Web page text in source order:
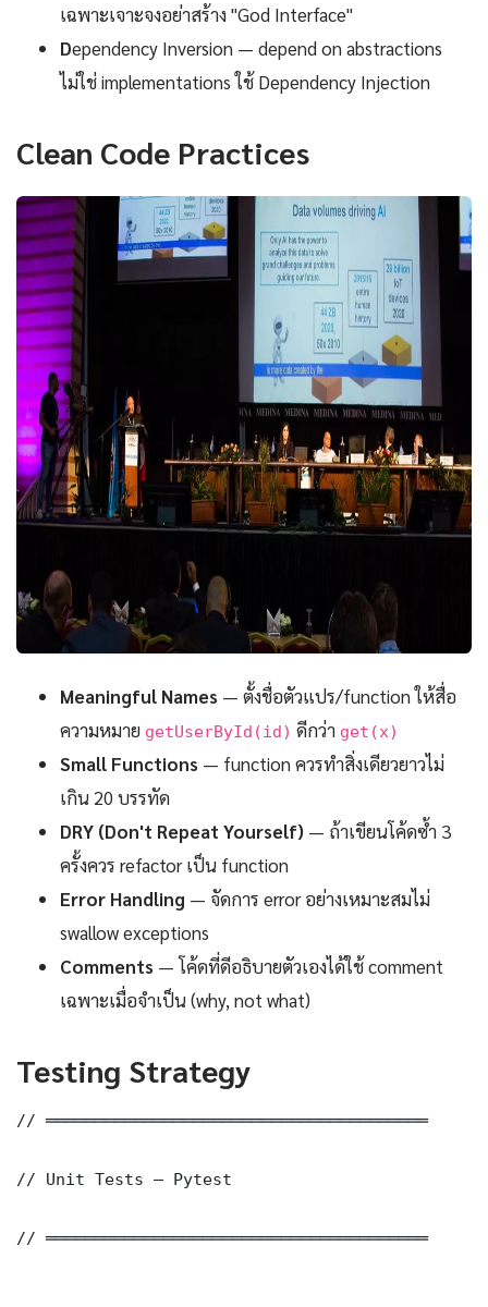
เฉพาะเจาะจงอย่าสร้าง "God Interface"
Dependency Inversion — depend on abstractions
ไม่ใช่ implementations ใช้ Dependency Injection
Clean Code Practices
Meaningful Names — ตั้งชื่อตัวแปร/function ให้สื่อ
ความหมาย getUserById(id) ดีกว่า get(x)
Small Functions — function ควรทำสิ่งเดียวยาวไม่
เกิน 20 บรรทัด
DRY (Don't Repeat Yourself) — ถ้าเขียนโค้ดซ้ำ 3
ครั้งควร refactor เป็น function
Error Handling — จัดการ error อย่างเหมาะสมไม่
swallow exceptions
Comments — โค้ดที่ดีอธิบายตัวเองได้ใช้ comment
เฉพาะเมื่อจำเป็น (why, not what)
Testing Strategy
// ═══════════════════════════════════════
// Unit Tests — Pytest
// ═══════════════════════════════════════